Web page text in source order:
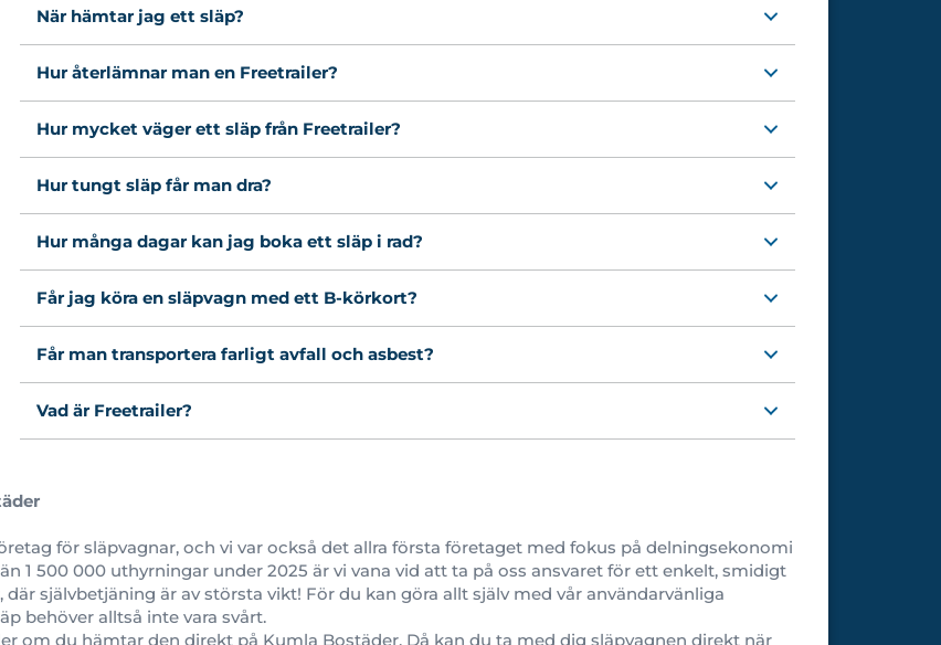
När hämtar jag ett släp?
Hur återlämnar man en Freetrailer?
Hur mycket väger ett släp från Freetrailer?
Hur tungt släp får man dra?
Hur många dagar kan jag boka ett släp i rad?
Får jag köra en släpvagn med ett B-körkort?
Får man transportera farligt avfall och asbest?
Vad är Freetrailer?
för släpvagnar, och vi var också det allra första företaget med fokus på delningsekonomi
1 500 000 uthyrningar under 2025 är vi vana vid att ta på oss ansvaret för ett enkelt, smidigt
självbetjäning är av största vikt! För du kan göra allt själv med vår användarvänliga
behöver alltså inte vara svårt.
om du hämtar den direkt på Kumla Bostäder. Då kan du ta med dig släpvagnen direkt när